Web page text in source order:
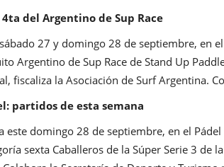
4ta del Argentino de Sup Race
27 y domingo 28 de septiembre, en
Argentino de Sup Race de Stand Up
fiscaliza la Asociación de Surf Argentina.
partidos de esta semana
este domingo 28 de septiembre, en el
sexta Caballeros de la Súper Serie 3 de